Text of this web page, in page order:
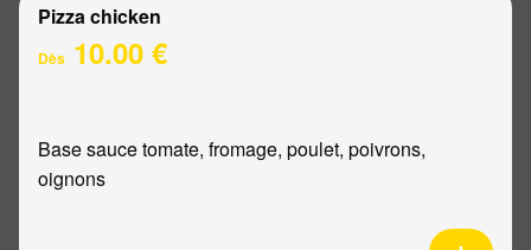
Pizza chicken
Dès 10.00 €
Base sauce tomate, fromage, poulet, poivrons,
oignons